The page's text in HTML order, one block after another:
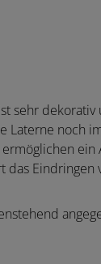
sehr
Laterne noch
ermöglichen
Eindringen